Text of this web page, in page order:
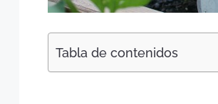
Tabla de contenidos